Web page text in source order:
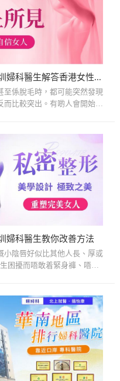
大陰唇細、小陰唇大正常嗎？深圳婦科醫生解答香港女性疑問
至係脫毛時，都可能突然發現
而比較突出。有啲人會開始擔
婦科醫生教你改善方法
小陰唇好似比其他人長、厚或
困擾而唔敢着緊身褲、唔敢